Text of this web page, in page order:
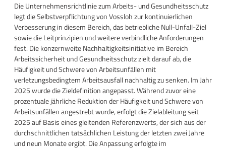
Die Unternehmensrichtlinie zum Arbeits- und Gesundheitsschutz
legt die Selbstverpflichtung von Vossloh zur kontinuierlichen
Verbesserung in diesem Bereich, das betriebliche Null-Unfall-Ziel
sowie die Leitprinzipien und weitere verbindliche Anforderungen
fest. Die konzernweite Nachhaltigkeitsinitiative im Bereich
Arbeitssicherheit und Gesundheitsschutz zielt darauf ab, die
Häufigkeit und Schwere von Arbeitsunfällen mit
verletzungsbedingtem Arbeitsausfall nachhaltig zu senken. Im Jahr
2025 wurde die Zieldefinition angepasst. Während zuvor eine
prozentuale jährliche Reduktion der Häufigkeit und Schwere von
Arbeitsunfällen angestrebt wurde, erfolgt die Zielableitung seit
2025 auf Basis eines gleitenden Referenzwerts, der sich aus der
durchschnittlichen tatsächlichen Leistung der letzten zwei Jahre
und neun Monate ergibt. Die Anpassung erfolgte im